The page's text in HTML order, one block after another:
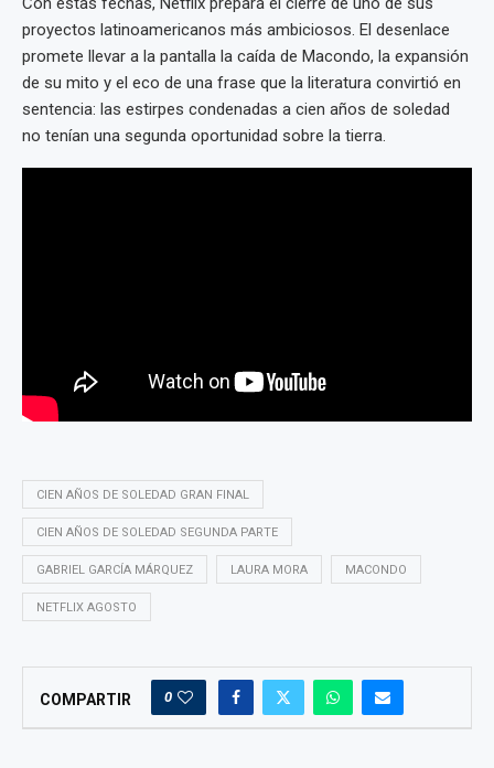
proyectos latinoamericanos más ambiciosos. El desenlace
promete llevar a la pantalla la caída de Macondo, la expansión
de su mito y el eco de una frase que la literatura convirtió en
sentencia: las estirpes condenadas a cien años de soledad
no tenían una segunda oportunidad sobre la tierra.
CIEN AÑOS DE SOLEDAD GRAN FINAL
CIEN AÑOS DE SOLEDAD SEGUNDA PARTE
GABRIEL GARCÍA MÁRQUEZ LAURA MORA MACONDO
NETFLIX AGOSTO
COMPARTIR 0